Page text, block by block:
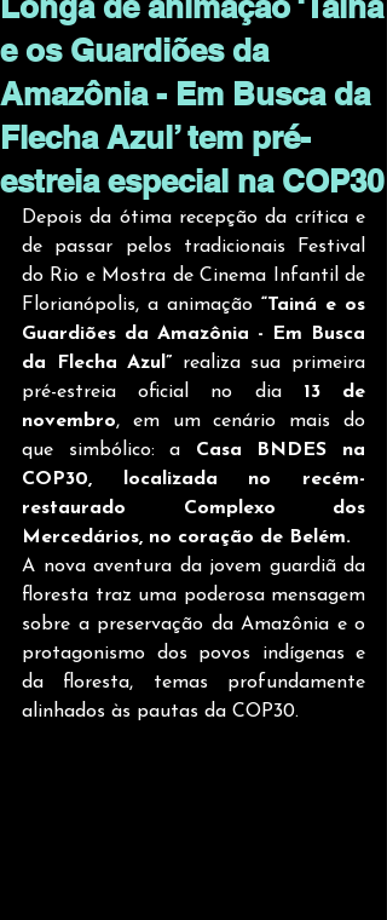
e os Guardiões da
Amazônia - Em Busca da
Flecha Azul’ tem pré-
estreia especial na COP30
Depois da ótima recepção da crítica e
de passar pelos tradicionais Festival
do Rio e Mostra de Cinema Infantil de
Florianópolis, a animação “Tainá e os
Guardiões da Amazônia - Em Busca
da Flecha Azul” realiza sua primeira
pré-estreia oficial no dia 13 de
novembro, em um cenário mais do
que simbólico: a Casa BNDES na
COP30, localizada no recém-
restaurado Complexo dos
Mercedários, no coração de Belém.
A nova aventura da jovem guardiã da
floresta traz uma poderosa mensagem
sobre a preservação da Amazônia e o
protagonismo dos povos indígenas e
da floresta, temas profundamente
alinhados às pautas da COP30.